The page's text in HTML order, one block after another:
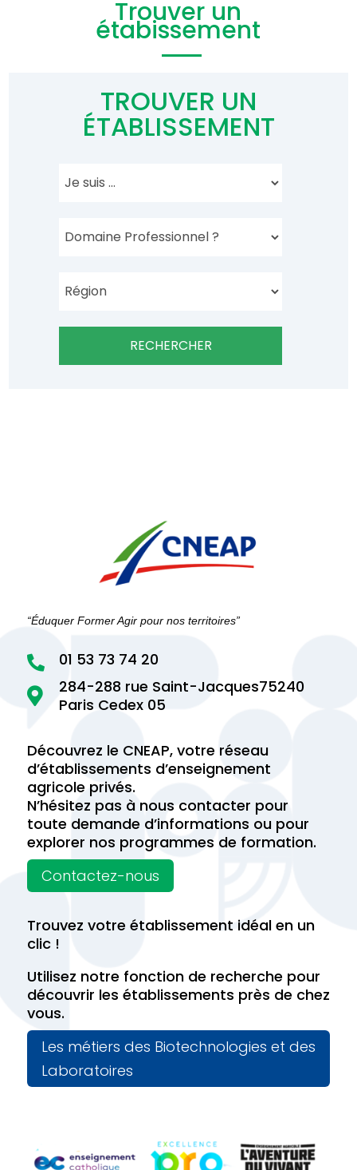
Trouver un
étabissement
TROUVER UN
ÉTABLISSEMENT
“Éduquer Former Agir pour nos territoires”


284-288 rue Saint-Jacques75240
Paris Cedex 05
01 53 73 74 20
Découvrez le CNEAP, votre réseau
d’établissements d’enseignement
agricole privés.
N’hésitez pas à nous contacter pour
toute demande d’informations ou pour
explorer nos programmes de formation.
Contactez-nous
Trouvez votre établissement idéal en un
clic !
Utilisez notre fonction de recherche pour
découvrir les établissements près de chez
vous.
Les métiers des Biotechnologies et des
Laboratoires